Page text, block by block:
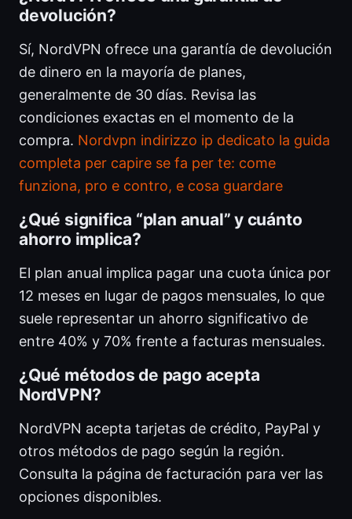
devolución?
Sí, NordVPN ofrece una garantía de devolución
de dinero en la mayoría de planes,
generalmente de 30 días. Revisa las
condiciones exactas en el momento de la
compra. Nordvpn indirizzo ip dedicato la guida
completa per capire se fa per te: come
funziona, pro e contro, e cosa guardare
¿Qué significa “plan anual” y cuánto
ahorro implica?
El plan anual implica pagar una cuota única por
12 meses en lugar de pagos mensuales, lo que
suele representar un ahorro significativo de
entre 40% y 70% frente a facturas mensuales.
¿Qué métodos de pago acepta
NordVPN?
NordVPN acepta tarjetas de crédito, PayPal y
otros métodos de pago según la región.
Consulta la página de facturación para ver las
opciones disponibles.